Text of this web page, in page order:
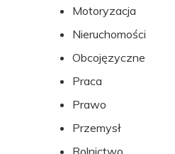
Motoryzacja
Nieruchomości
Obcojęzyczne
Praca
Prawo
Przemysł
Rolnictwo